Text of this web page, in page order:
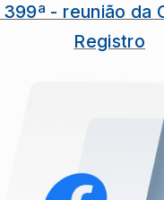
- reunião da
Registro